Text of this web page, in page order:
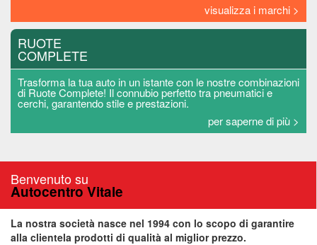
visualizza i marchi >
RUOTE
COMPLETE
Trasforma la tua auto in un istante con le nostre combinazioni
di Ruote Complete! Il connubio perfetto tra pneumatici e
cerchi, garantendo stile e prestazioni.
per saperne di più >
Benvenuto su
Autocentro Vitale
La nostra società nasce nel 1994 con lo scopo di garantire
alla clientela prodotti di qualità al miglior prezzo.